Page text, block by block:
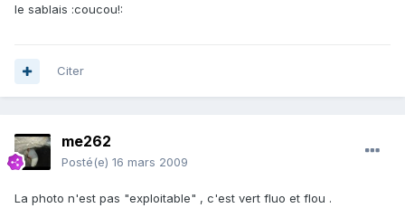
le sablais :coucou!:
Citer
me262
Posté(e) 16 mars 2009
La photo n'est pas "exploitable" , c'est vert fluo et flou .